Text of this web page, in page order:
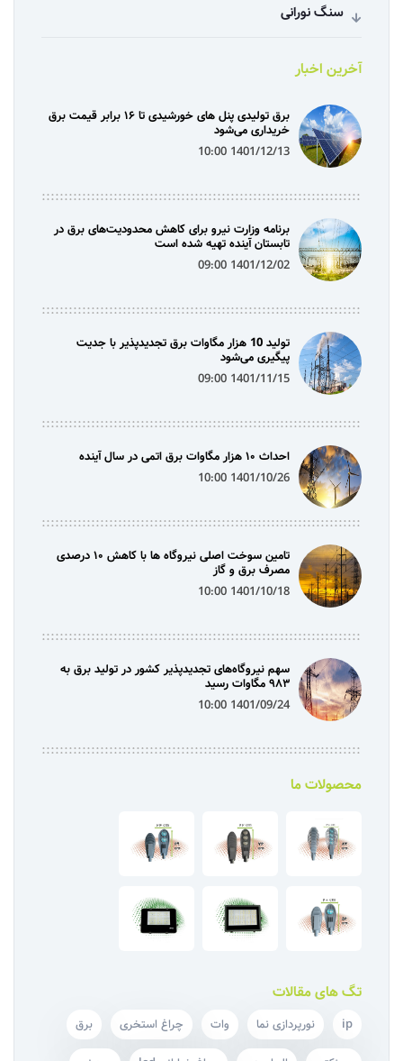
سنگ نورانی
آخرین اخبار
برق تولیدی پنل‌ های خورشیدی تا ۱۶ برابر قیمت برق
خریداری می‌شود
1401/12/13 10:00
برنامه وزارت نیرو برای کاهش محدودیت‌های برق در
تابستان آینده تهیه شده است
1401/12/02 09:00
تولید 10 هزار مگاوات برق تجدیدپذیر با جدیت
پیگیری می‌شود
1401/11/15 09:00
احداث ۱۰ هزار مگاوات برق اتمی در سال آینده
1401/10/26 10:00
تامین سوخت اصلی نیروگاه ها با کاهش ۱۰ درصدی
مصرف برق و گاز
1401/10/18 10:00
سهم نیروگاه‌های تجدیدپذیر کشور در تولید برق به
۹۸۳ مگاوات رسید
1401/09/24 10:00
محصولات ما
تگ های مقالات
ip نورپردازی نما وات چراغ استخری برق